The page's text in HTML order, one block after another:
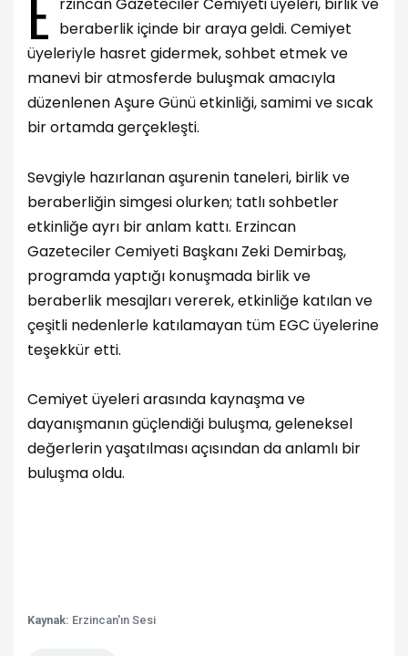
rzincan Gazeteciler Cemiyeti üyeleri, birlik ve
beraberlik içinde bir araya geldi. Cemiyet
üyeleriyle hasret gidermek, sohbet etmek ve
manevi bir atmosferde buluşmak amacıyla
düzenlenen Aşure Günü etkinliği, samimi ve sıcak
bir ortamda gerçekleşti.
Sevgiyle hazırlanan aşurenin taneleri, birlik ve
beraberliğin simgesi olurken; tatlı sohbetler
etkinliğe ayrı bir anlam kattı. Erzincan
Gazeteciler Cemiyeti Başkanı Zeki Demirbaş,
programda yaptığı konuşmada birlik ve
beraberlik mesajları vererek, etkinliğe katılan ve
çeşitli nedenlerle katılamayan tüm EGC üyelerine
teşekkür etti.
Cemiyet üyeleri arasında kaynaşma ve
dayanışmanın güçlendiği buluşma, geleneksel
değerlerin yaşatılması açısından da anlamlı bir
buluşma oldu.
Kaynak: Erzincan'ın Sesi